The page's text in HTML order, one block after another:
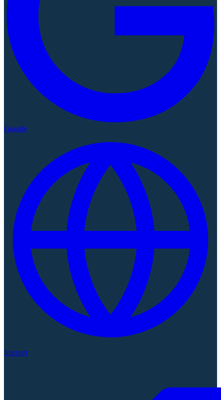
Google
Internet